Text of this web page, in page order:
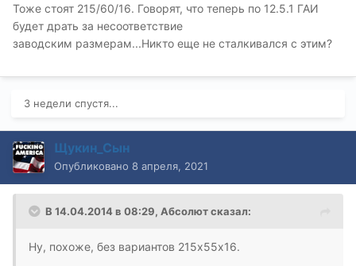
Тоже стоят 215/60/16. Говорят, что теперь по 12.5.1 ГАИ
будет драть за несоответствие
заводским размерам...Никто еще не сталкивался с этим?
3 недели спустя...
Щукин_Сын
Опубликовано 8 апреля, 2021
В 14.04.2014 в 08:29, Абсолютсказал:
Ну, похоже, без вариантов 215х55х16.